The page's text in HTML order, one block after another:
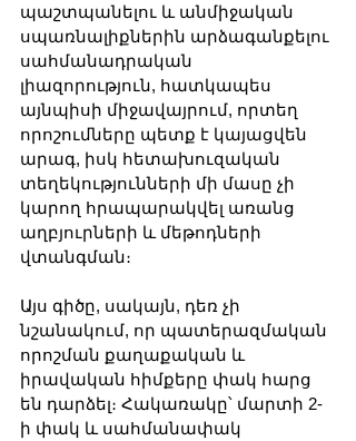
պաշտպանելու և անմիջական
սպառնալիքներին արձագանքելու
սահմանադրական
լիազորություն, հատկապես
այնպիսի միջավայրում, որտեղ
որոշումները պետք է կայացվեն
արագ, իսկ հետախուզական
տեղեկությունների մի մասը չի
կարող հրապարակվել առանց
աղբյուրների և մեթոդների
վտանգման։
Այս գիծը, սակայն, դեռ չի
նշանակում, որ պատերազմական
որոշման քաղաքական և
իրավական հիմքերը փակ հարց
են դարձել։ Հակառակը՝ մարտի 2-
ի փակ և սահմանափակ